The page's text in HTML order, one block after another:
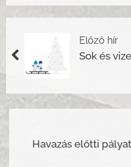
Előző hír
Sok és
Havazás előtti